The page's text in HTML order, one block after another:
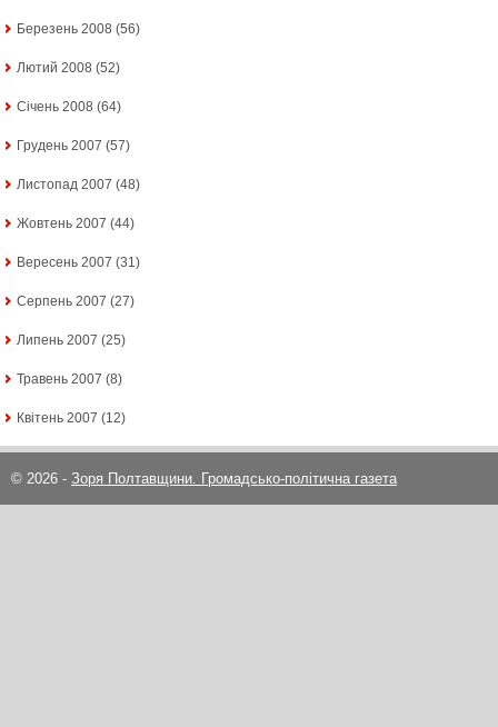
Березень 2008 (56)
Лютий 2008 (52)
Січень 2008 (64)
Грудень 2007 (57)
Листопад 2007 (48)
Жовтень 2007 (44)
Вересень 2007 (31)
Серпень 2007 (27)
Липень 2007 (25)
Травень 2007 (8)
Квітень 2007 (12)
© 2026 - Зоря Полтавщини. Громадсько-політична газета